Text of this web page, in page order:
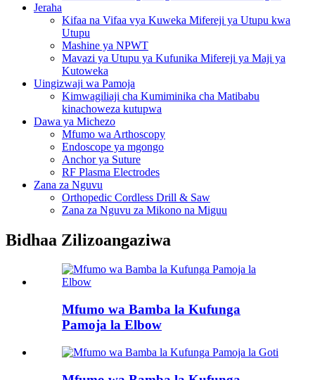
Jeraha
Kifaa na Vifaa vya Kuweka Mifereji ya Utupu kwa
Utupu
Mashine ya NPWT
Mavazi ya Utupu ya Kufunika Mifereji ya Maji ya
Kutoweka
Uingizwaji wa Pamoja
Kimwagiliaji cha Kumiminika cha Matibabu
kinachoweza kutupwa
Dawa ya Michezo
Mfumo wa Arthoscopy
Endoscope ya mgongo
Anchor ya Suture
RF Plasma Electrodes
Zana za Nguvu
Orthopedic Cordless Drill & Saw
Zana za Nguvu za Mikono na Miguu
Bidhaa Zilizoangaziwa
Mfumo wa Bamba la Kufunga
Pamoja la Elbow